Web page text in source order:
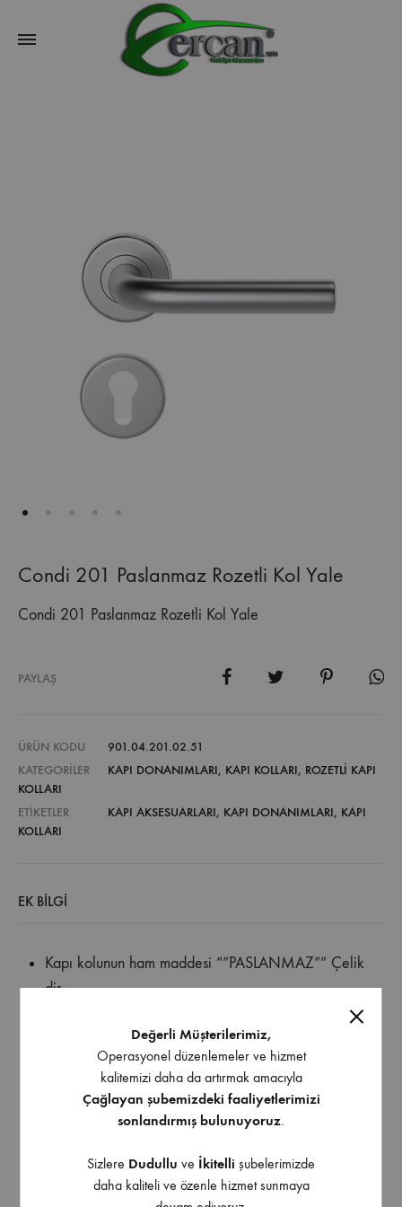
Condi 201 Paslanmaz Rozetli Kol Yale
Condi 201 Paslanmaz Rozetli Kol Yale
PAYLAŞ
ÜRÜN KODU
901.04.201.02.51
KATEGORILER
KAPI DONANIMLARI, KAPI KOLLARI, ROZETLI KAPI
KOLLARI
ETIKETLER
KAPI AKSESUARLARI, KAPI DONANIMLARI, KAPI
KOLLARI
EK BILGI
Kapı kolunun ham maddesi “”PASLANMAZ”” Çelik
dir.
Kapı kolları rozeti ile birlikte verilmektedir.
Kapı kolları takım (2 adet) olarak satılmaktadır.
mevcuttur.
Değerli Müşterilerimiz,
Operasyonel düzenlemeler ve hizmet
kalitemizi daha da artırmak amacıyla
Çağlayan şubemizdeki faaliyetlerimizi
sonlandırmış bulunuyoruz.
Sizlere Dudullu ve İkitelli şubelerimizde
daha kaliteli ve özenle hizmet sunmaya